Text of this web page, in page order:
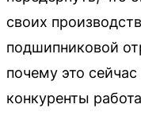
своих
подшипниковой
почему это
конкуренты